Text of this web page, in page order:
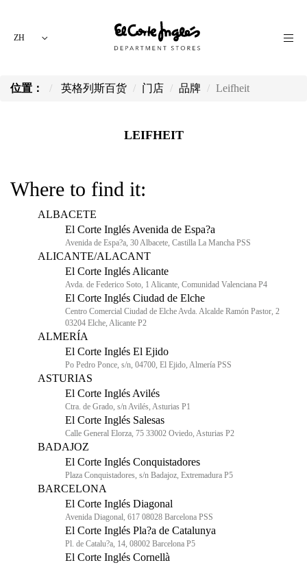
ZH
位置： 英格列斯百货 门店 品牌 Leifheit
LEIFHEIT
Where to find it:
ALBACETE
El Corte Inglés Avenida de Espa?a
Avenida de Espa?a, 30 Albacete, Castilla La Mancha PSS
ALICANTE/ALACANT
El Corte Inglés Alicante
Avda. de Federico Soto, 1 Alicante, Comunidad Valenciana P4
El Corte Inglés Ciudad de Elche
Centro Comercial Ciudad de Elche Avda. Alcalde Ramón Pastor, 2
03204 Elche, Alicante P2
ALMERÍA
El Corte Inglés El Ejido
Po Pedro Ponce, s/n, 04700, El Ejido, Almería PSS
ASTURIAS
El Corte Inglés Avilés
Ctra. de Grado, s/n Avilés, Asturias P1
El Corte Inglés Salesas
Calle General Elorza, 75 33002 Oviedo, Asturias P2
BADAJOZ
El Corte Inglés Conquistadores
Plaza Conquistadores, s/n Badajoz, Extremadura P5
BARCELONA
El Corte Inglés Diagonal
Avenida Diagonal, 617 08028 Barcelona PSS
El Corte Inglés Pla?a de Catalunya
Pl. de Catalu?a, 14, 08002 Barcelona P5
El Corte Inglés Cornellà